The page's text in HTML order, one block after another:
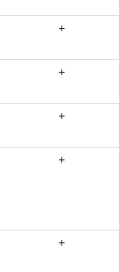
+
+
+
+
+